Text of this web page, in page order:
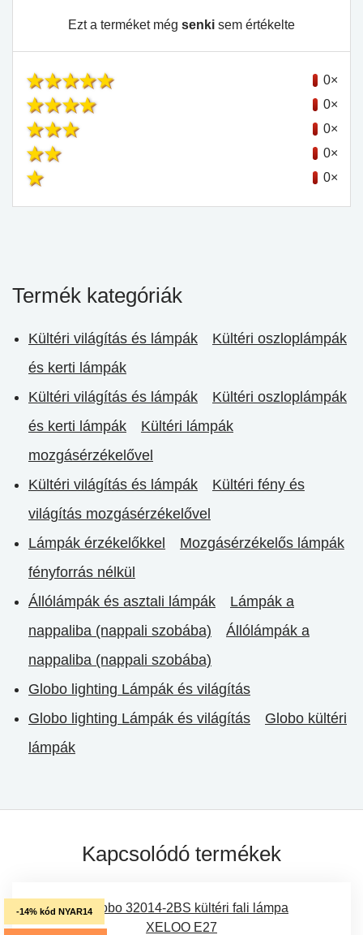
Ezt a terméket még senki sem értékelte
0×
0×
0×
0×
0×
Termék kategóriák
Kültéri világítás és lámpák
Kültéri oszloplámpák
és kerti lámpák
Kültéri világítás és lámpák
Kültéri oszloplámpák
és kerti lámpák
Kültéri lámpák
mozgásérzékelővel
Kültéri világítás és lámpák
Kültéri fény és
világítás mozgásérzékelővel
Lámpák érzékelőkkel
Mozgásérzékelős lámpák
fényforrás nélkül
Állólámpák és asztali lámpák
Lámpák a
nappaliba (nappali szobába)
Állólámpák a
nappaliba (nappali szobába)
Globo lighting Lámpák és világítás
Globo lighting Lámpák és világítás
Globo kültéri
lámpák
Kapcsolódó termékek
-14% kód NYAR14